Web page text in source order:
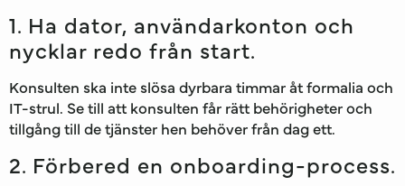
1. Ha dator, användarkonton och
nycklar redo från start.
Konsulten ska inte slösa dyrbara timmar åt formalia och
IT-strul. Se till att konsulten får rätt behörigheter och
tillgång till de tjänster hen behöver från dag ett.
2. Förbered en onboarding-process.